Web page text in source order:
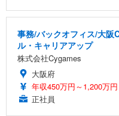
事務/バックオフィス/大
ル・キャリアアップ
株式会社Cygames
大阪府
年収450万円～1,200万円
正社員